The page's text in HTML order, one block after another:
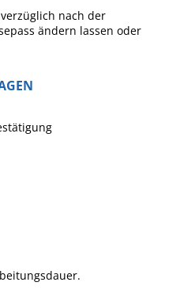
in
nach der
ändern lassen oder